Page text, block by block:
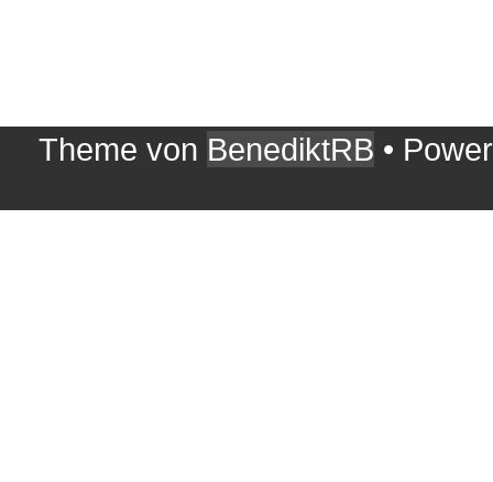
Theme von BenediktRB •